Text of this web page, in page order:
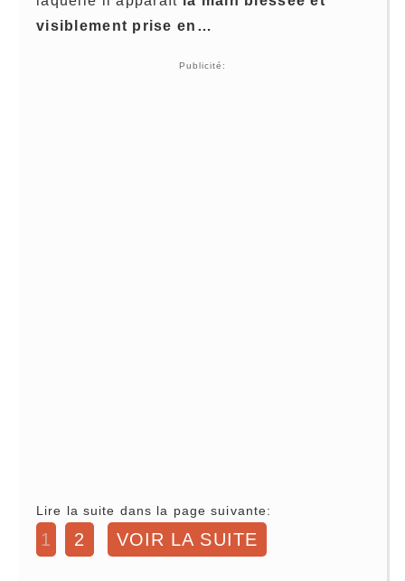
visiblement prise en…
Publicité:
Lire la suite dans la page suivante:
1 2 VOIR LA SUITE